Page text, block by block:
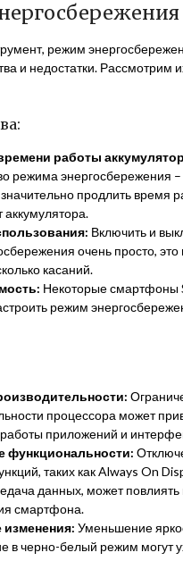
режим
и недостатки. Рассмотрим
работы
режима энергосбережения –
продлить время
аккумулятора.
Включить и
очень просто,
касаний.
Некоторые смартфоны
режим
процессора может
приложений и
функциональности:
таких как Always On
данных, может повлиять
смартфона.
Уменьшение
в черно-белый режим могут